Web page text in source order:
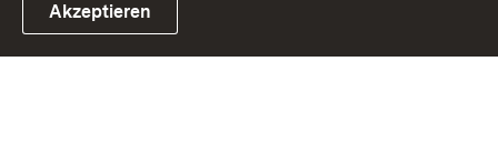
Link zum Landesportal
Akzeptieren